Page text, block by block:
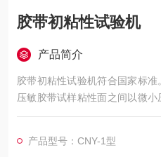
胶带初粘性试验机
产品简介
胶带初粘性试验机符合国家标
压敏胶带试样粘性面之间以微小
钢球的粘附作用来测试试样初
产品型号：CNY-1型